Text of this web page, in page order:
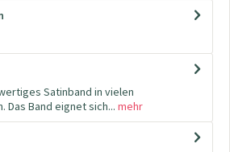
Satinband in vielen
Das Band eignet sich... mehr